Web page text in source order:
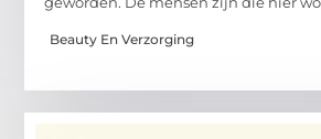
Beauty En Verzorging